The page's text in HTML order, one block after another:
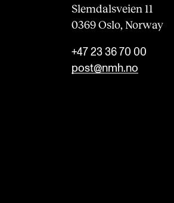
Slemdalsveien 11
0369 Oslo, Norway
+47 23 36 70 00
post@nmh.no